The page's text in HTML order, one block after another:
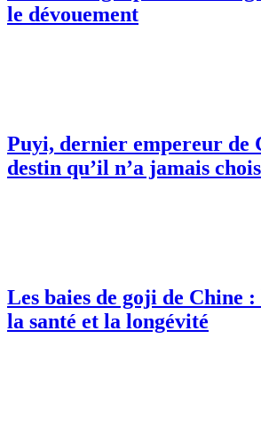
le dévouement
Puyi, dernier empereur de
destin qu’il n’a jamais
Les baies de goji de Chine
la santé et la longévité